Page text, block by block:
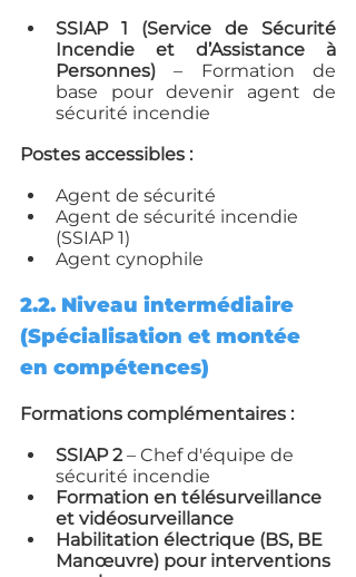
SSIAP 1 (Service de Sécurité
Incendie et d’Assistance à
Personnes) – Formation de
base pour devenir agent de
sécurité incendie
Postes accessibles :
Agent de sécurité
Agent de sécurité incendie
(SSIAP 1)
Agent cynophile
2.2. Niveau intermédiaire
(Spécialisation et montée
en compétences)
Formations complémentaires :
SSIAP 2 – Chef d'équipe de
sécurité incendie
Formation en télésurveillance
et vidéosurveillance
Habilitation électrique (BS, BE
Manœuvre) pour interventions